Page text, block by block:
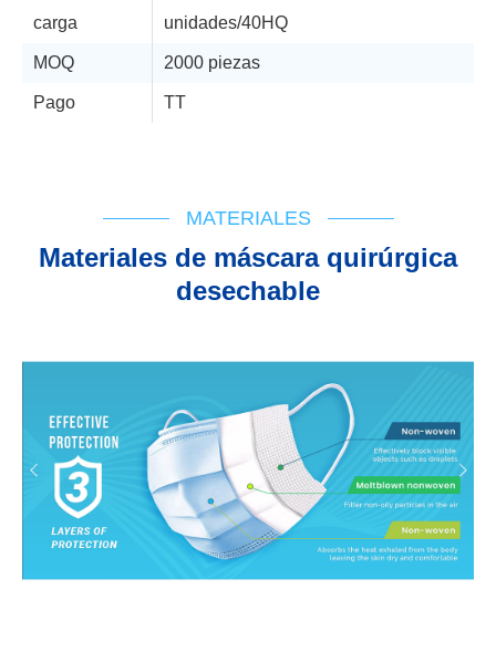
carga
unidades/40HQ
MOQ 2000 piezas
Pago TT
MATERIALES
Materiales de máscara quirúrgica
desechable